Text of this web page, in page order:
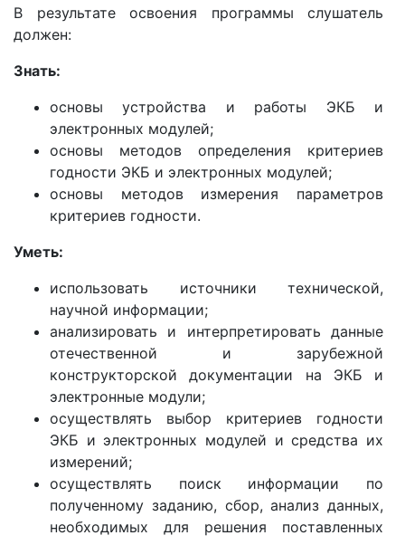
В результате освоения программы слушатель
должен:
Знать:
основы устройства и работы ЭКБ и
электронных модулей;
основы методов определения критериев
годности ЭКБ и электронных модулей;
основы методов измерения параметров
критериев годности.
Уметь:
использовать источники технической,
научной информации;
анализировать и интерпретировать данные
отечественной и зарубежной
конструкторской документации на ЭКБ и
электронные модули;
осуществлять выбор критериев годности
ЭКБ и электронных модулей и средства их
измерений;
осуществлять поиск информации по
полученному заданию, сбор, анализ данных,
необходимых для решения поставленных